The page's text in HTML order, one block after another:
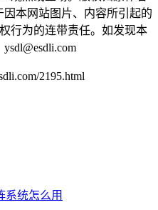
本网站图片、内容所引起的
行为的连带责任。如发现本
2195.html
系统怎么用